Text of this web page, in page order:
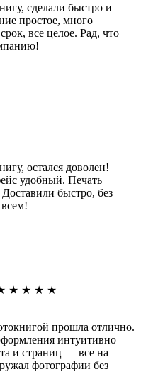
сделали быстро и
простое, много
все целое. Рад, что
остался доволен!
удобный. Печать
быстро, без
★ ★ ★ ★
прошла отлично.
интуитивно
и страниц — все на
фотографии без